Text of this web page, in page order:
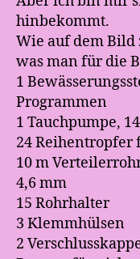
hinbekommt.
Wie auf dem Bild
was man für die
1
Programmen
1 Tauchpumpe,
24 Reihentropfer
10 m
4,6 mm
15 Rohrhalter
3 Klemmhülsen
2